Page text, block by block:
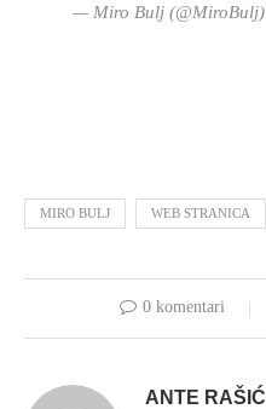
— Miro Bulj (@MiroBulj)
MIRO BULJ WEB STRANICA
0 komentari
ANTE RAŠIĆ